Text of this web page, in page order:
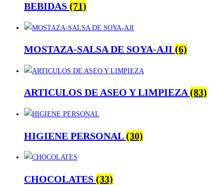
BEBIDAS (71)
MOSTAZA-SALSA DE SOYA-AJI (6)
ARTICULOS DE ASEO Y LIMPIEZA(83)
HIGIENE PERSONAL(30)
CHOCOLATES (33)